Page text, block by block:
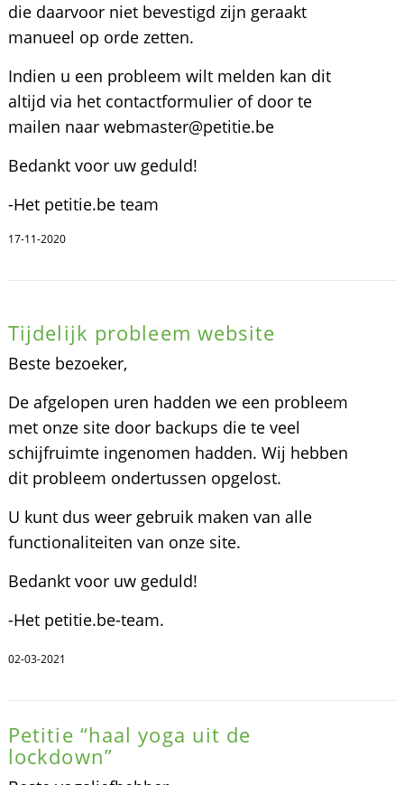
die daarvoor niet bevestigd zijn geraakt
manueel op orde zetten.
Indien u een probleem wilt melden kan dit
altijd via het contactformulier of door te
mailen naar webmaster@petitie.be
Bedankt voor uw geduld!
-Het petitie.be team
17-11-2020
Tijdelijk probleem website
Beste bezoeker,
De afgelopen uren hadden we een probleem
met onze site door backups die te veel
schijfruimte ingenomen hadden. Wij hebben
dit probleem ondertussen opgelost.
U kunt dus weer gebruik maken van alle
functionaliteiten van onze site.
Bedankt voor uw geduld!
-Het petitie.be-team.
02-03-2021
Petitie “haal yoga uit de
lockdown”